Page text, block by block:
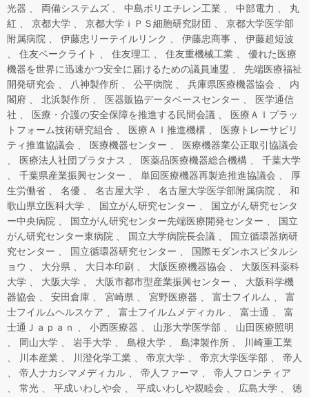
光器
両備システムズ 中島ポリエチレン工業 中部電力
丸
紅
京都大学 京都大学ｉＰＳ細胞研究財団
京都大学医学部
附属病院
伊藤忠リーテイルリンク 伊藤忠商事
伊藤超短波
住友ベークライト
住友理工 住友重機械工業
優れた医療
機器を世界に迅速かつ安全に届けるための議員連盟
先端医療福祉
開発研究会
八神製作所 公平病院 兵庫県医療機器協会
内
閣府
北浜製作所 医器販協データベースセンター
医学通信
社
医療・介護の安全保障を推進する民間会議
医療ＡＩプラッ
トフォーム技術研究組合
医療ＡＩ推進機構
医療トレーサビリ
ティ推進協議会
医療機器センター
医療機器業公正取引協議会
医療法人社団プラタナス
医薬品医療機器総合機構
千葉大学
千葉県産業振興センター
単回医療機器再製造推進協議会
厚
生労働省
名優 名古屋大学 名古屋大学医学部附属病院
和
歌山県立医科大学
国立がん研究センター
国立がん研究センタ
ー中央病院
国立がん研究センター先端医療開発センター
国立
がん研究センター東病院
国立大学病院長会議
国立循環器病研
究センター
国立循環器研究センター
国際モダンホスピタルシ
ョウ
大分県 大日本印刷 大阪医療機器協会
大阪医科薬科
大学
大阪大学 大阪市都市型産業振興センター
大阪科学機
器協会
安田倉庫 宮崎県 宮野医療器 富士フイルム
富
士フイルムヘルスケア
富士フイルムメディカル 富士通
富
士通Ｊａｐａｎ
小西医療器 山形大学医学部
山田医療照明
岡山大学
岩手大学 島根大学 島津製作所
川崎重工業
川本産業
川澄化学工業 帝京大学 帝京大学医学部
帝人
帝人ナカシマメディカル
帝人ファーマ
帝人フロンティア
常光
平成いわしや会 平成いわしや親睦会 広島大学
徳